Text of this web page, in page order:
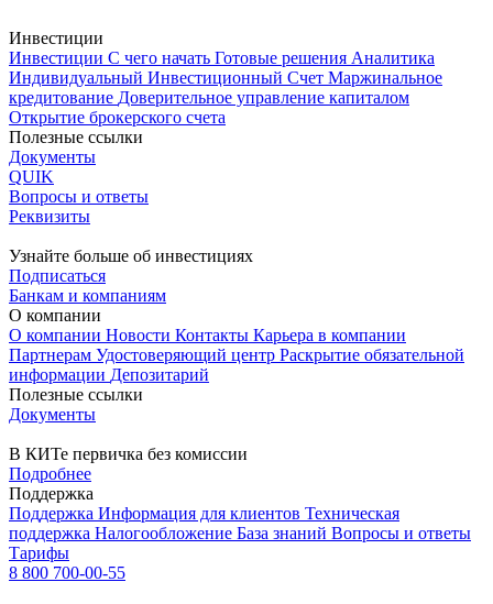
Инвестиции
Инвестиции С чего начать Готовые решения Аналитика
Индивидуальный Инвестиционный Счет Маржинальное
кредитование Доверительное управление капиталом
Открытие брокерского счета
Полезные ссылки
Документы
QUIK
Вопросы и ответы
Реквизиты
Узнайте больше об инвестициях
Подписаться
Банкам и компаниям
О компании
О компании Новости Контакты Карьера в компании
Партнерам Удостоверяющий центр Раскрытие обязательной
информации Депозитарий
Полезные ссылки
Документы
В КИТе первичка без комиссии
Подробнее
Поддержка
Поддержка Информация для клиентов Техническая
поддержка Налогообложение База знаний Вопросы и ответы
Тарифы
8 800 700-00-55